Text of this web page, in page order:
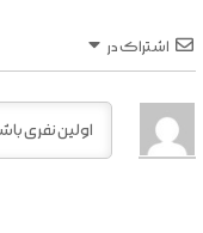
اشتراک در